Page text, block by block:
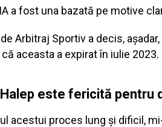
a fost una bazată pe motive
Arbitraj Sportiv a decis,
aceasta a expirat în iulie 2023.
este fericită pentru
acestui proces lung și dificil,